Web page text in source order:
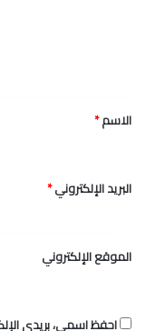
*
الاسم*
البريد الإلكتروني*
الموقع الإلكتروني
احفظ اسمي، بريدي